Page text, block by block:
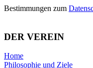
Bestimmungen zum
DER VEREIN
Home
Philosophie und Ziele